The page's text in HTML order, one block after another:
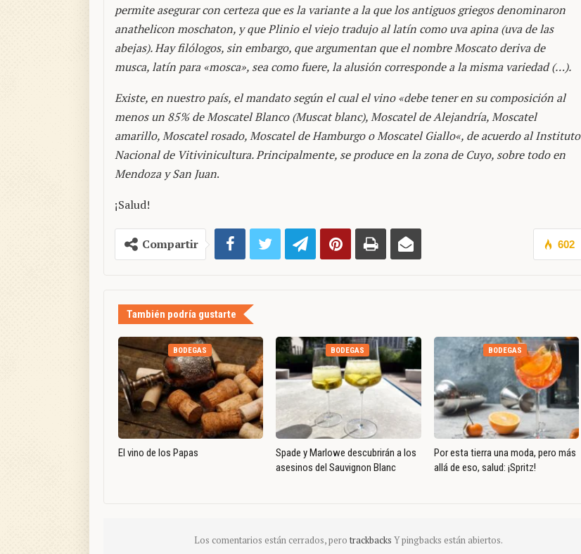
permite asegurar con certeza que es la variante a la que los antiguos griegos denominaron
anathelicon moschaton, y que Plinio el viejo tradujo al latín como uva apina (uva de las
abejas). Hay filólogos, sin embargo, que argumentan que el nombre Moscato deriva de
musca, latín para «mosca», sea como fuere, la alusión corresponde a la misma variedad (…).
Existe, en nuestro país, el mandato según el cual el vino «debe tener en su composición al
menos un 85% de Moscatel Blanco (Muscat blanc), Moscatel de Alejandría, Moscatel
amarillo, Moscatel rosado, Moscatel de Hamburgo o Moscatel Giallo«, de acuerdo al Instituto
Nacional de Vitivinicultura. Principalmente, se produce en la zona de Cuyo, sobre todo en
Mendoza y San Juan.
¡Salud!
602
Compartir
También podría gustarte
BODEGAS
El vino de los Papas
BODEGAS
Spade y Marlowe descubrirán a los
asesinos del Sauvignon Blanc
BODEGAS
Por esta tierra una moda, pero más
allá de eso, salud: ¡Spritz!
Los comentarios están cerrados, pero trackbacks Y pingbacks están abiertos.